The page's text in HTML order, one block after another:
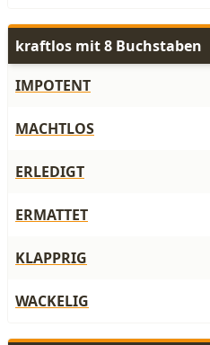
kraftlos mit 8 Buchstaben
IMPOTENT
MACHTLOS
ERLEDIGT
ERMATTET
KLAPPRIG
WACKELIG